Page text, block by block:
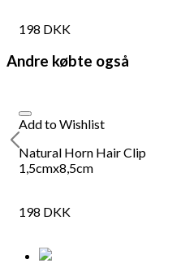
paperweight with sun
198 DKK
Andre købte også
Add to Wishlist
Natural Horn Hair Clip
1,5cmx8,5cm
198 DKK